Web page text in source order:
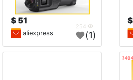
51 $
aliexpress (1)